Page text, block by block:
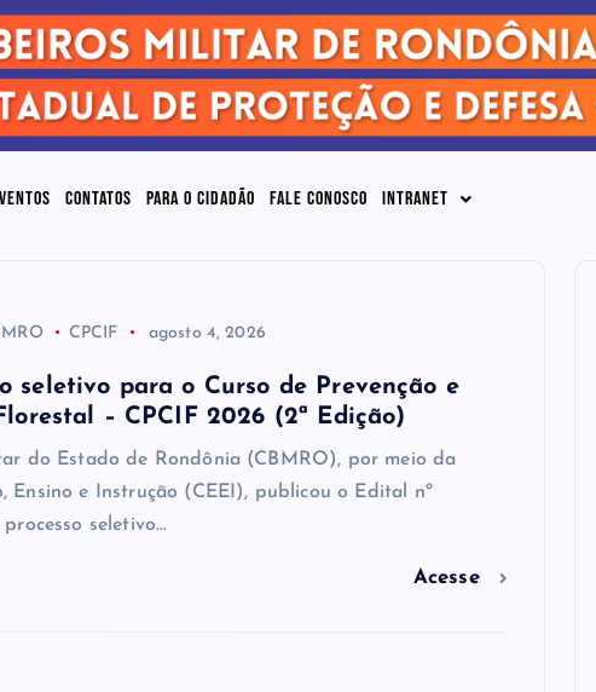
CONTATOS PARA O CIDADÃO FALE CONOSCO INTRANET
CPCIF agosto 4, 2026
seletivo para o Curso de Prevenção e
– CPCIF 2026 (2ª Edição)
do Estado de Rondônia (CBMRO), por meio da
Ensino e Instrução (CEEI), publicou o Edital nº
seletivo…
Acesse